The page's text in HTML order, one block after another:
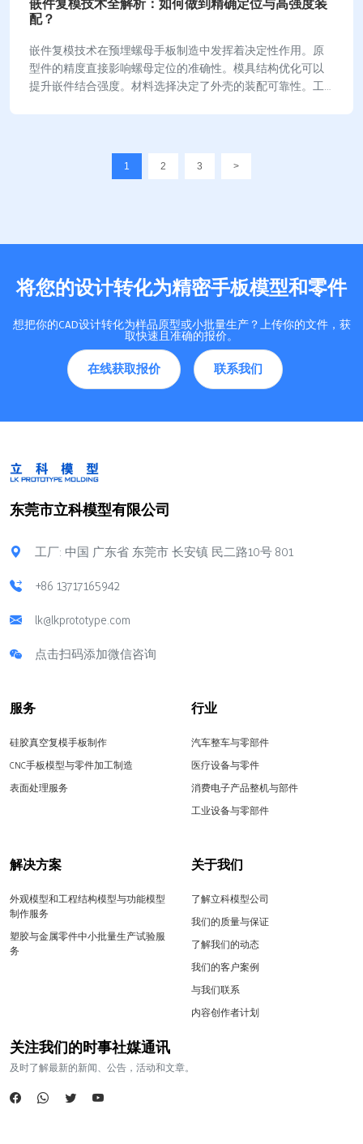
嵌件复模技术全解析：如何做到精确定位与高强度装
配？
嵌件复模技术在预埋螺母手板制造中发挥着决定性作用。原
型件的精度直接影响螺母定位的准确性。模具结构优化可以
提升嵌件结合强度。材料选择决定了外壳的装配可靠性。工
1 2 3 >
将您的设计转化为精密手板模型和零件
想把你的CAD设计转化为样品原型或小批量生产？上传你的文件，获
取快速且准确的报价。
在线获取报价 联系我们
东莞市立科模型有限公司
工厂: 中国 广东省 东莞市 长安镇 民二路10号 801
+86 13717165942
lk@lkprototype.com
点击扫码添加微信咨询
服务
硅胶真空复模手板制作
CNC手板模型与零件加工制造
表面处理服务
行业
汽车整车与零部件
医疗设备与零件
消费电子产品整机与部件
工业设备与零部件
解决方案
外观模型和工程结构模型与功能模型
制作服务
塑胶与金属零件中小批量生产试验服
务
关于我们
了解立科模型公司
我们的质量与保证
了解我们的动态
我们的客户案例
与我们联系
内容创作者计划
关注我们的时事社媒通讯
及时了解最新的新闻、公告，活动和文章。